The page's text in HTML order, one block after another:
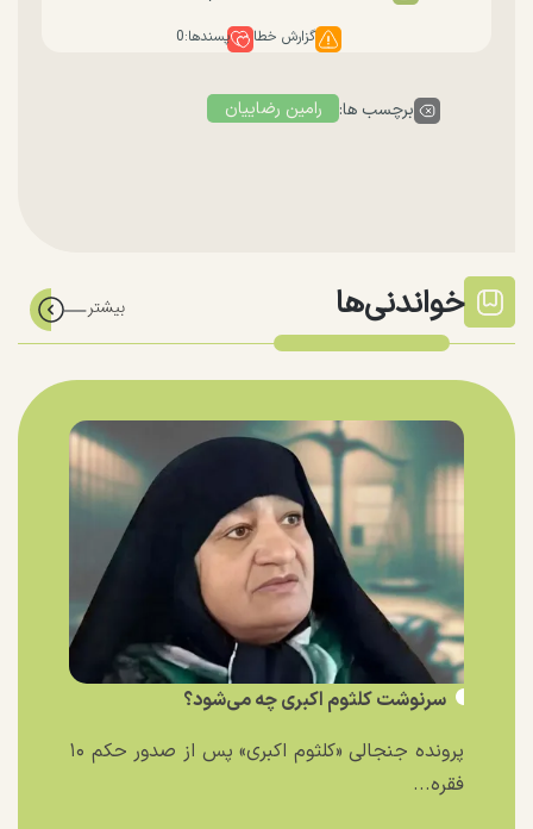
گزارش خطا پسندها:0
برچسب ها: رامین رضاییان
خواندنی‌ها
سرنوشت کلثوم اکبری چه می‌شود؟
پرونده جنجالی «کلثوم اکبری» پس از صدور حکم ۱۰
فقره...